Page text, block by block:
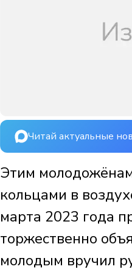
Читай актуальные
Этим
кольцами в
марта 2023 года
торжественно
молодым вручил